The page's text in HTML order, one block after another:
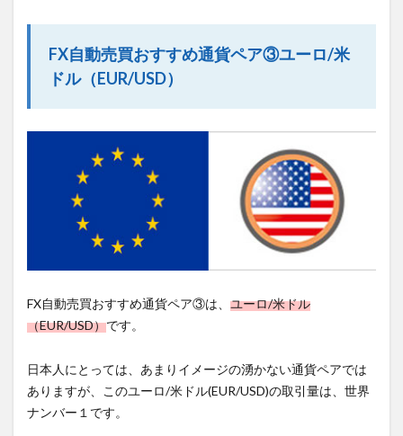
FX自動売買おすすめ通貨ペア③ユーロ/米
ドル（EUR/USD）
FX自動売買おすすめ通貨ペア③は、 ユーロ/米ドル
（EUR/USD）です。
日本人にとっては、あまりイメージの湧かない通貨ペアでは
ありますが、このユーロ/米ドル(EUR/USD)の取引量は、世界
ナンバー１です。